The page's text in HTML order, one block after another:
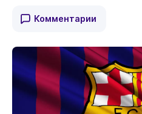
Комментарии